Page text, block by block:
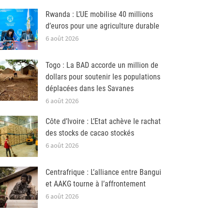
Rwanda : L’UE mobilise 40 millions
d’euros pour une agriculture durable
6 août 2026
Togo : La BAD accorde un million de
dollars pour soutenir les populations
déplacées dans les Savanes
6 août 2026
Côte d’Ivoire : L’Etat achève le rachat
des stocks de cacao stockés
6 août 2026
Centrafrique : L’alliance entre Bangui
et AAKG tourne à l’affrontement
6 août 2026